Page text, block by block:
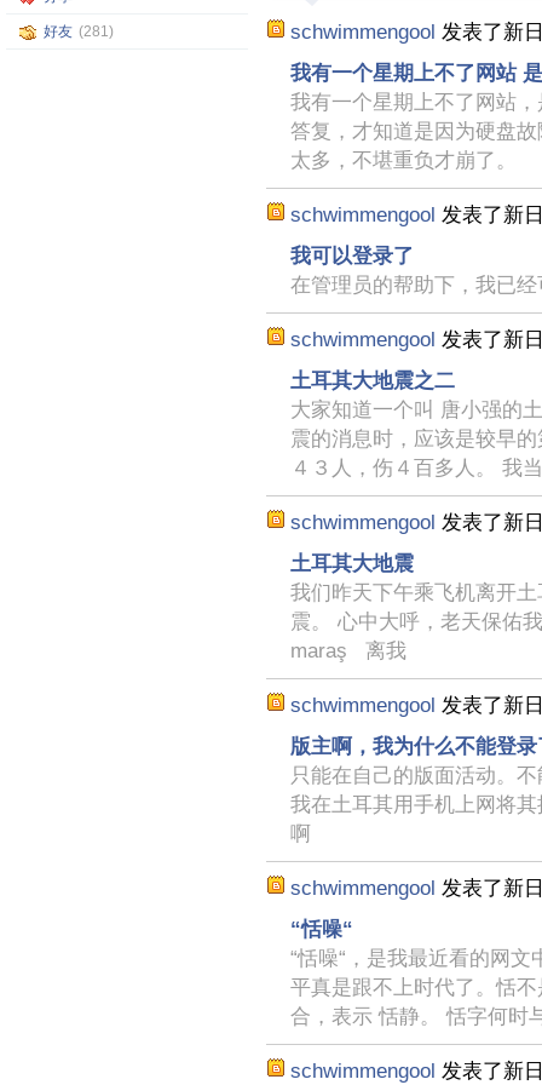
好友 (281) schwimmengool 发表了新
我有一个星期上不了网站
我有一个星期上不了网站
答复，才知道是因为硬盘
太多，不堪重负才崩了。
schwimmengool 发表了新
我可以登录了
在管理员的帮助下，我已
schwimmengool 发表了新
土耳其大地震之二
大家知道一个叫 唐小强的
震的消息时，应该是较早
４３人，伤４百多人。 我
schwimmengool 发表了新
土耳其大地震
我们昨天下午乘飞机离开
震。 心中大呼，老天保佑
maraş 离我
schwimmengool 发表了新
版主啊，我为什么不能登录
只能在自己的版面活动。
我在土耳其用手机上网将
啊
schwimmengool 发表了新
“恬噪“
“恬噪“，是我最近看的网
平真是跟不上时代了。恬
合，表示 恬静。 恬字何时
schwimmengool 发表了新